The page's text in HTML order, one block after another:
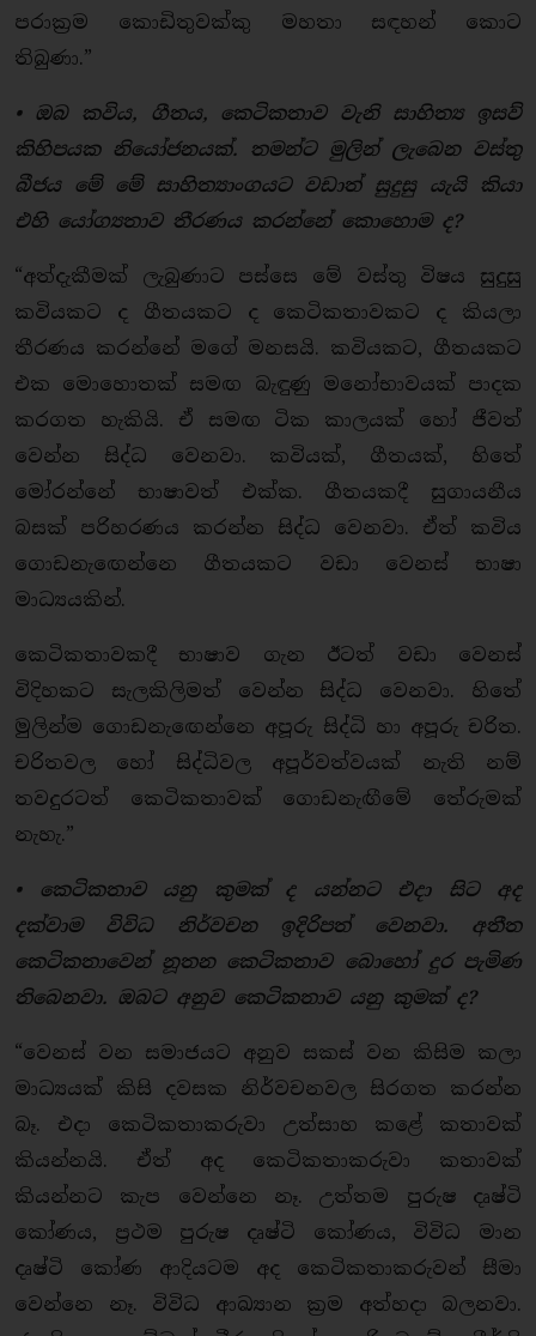
පරාක්‍රම කොඩිතුවක්කු මහතා සඳහන් කොට
තිබුණා.”
• ඔබ කවිය, ගීතය, කෙටිකතාව වැනි සාහිත්‍ය ඉසව්
කිහිපයක නියෝජනයක්. තමන්ට මුලින් ලැබෙන වස්තු
බීජය මේ මේ සාහිත්‍යාංගයට වඩාත් සුදුසු යැයි කියා
එහි යෝග්‍යතාව තීරණය කරන්නේ කොහොම ද?
“අත්දැකීමක් ලැබුණාට පස්සෙ මේ වස්තු විෂය සුදුසු
කවියකට ද ගීතයකට ද කෙටිකතාවකට ද කියලා
තීරණය කරන්නේ මගේ මනසයි. කවියකට, ගීතයකට
එක මොහොතක් සමඟ බැඳුණු මනෝභාවයක් පාදක
කරගත හැකියි. ඒ සමඟ ටික කාලයක් හෝ ජීවත්
වෙන්න සිද්ධ වෙනවා. කවියක්, ගීතයක්, හිතේ
මෝරන්නේ භාෂාවත් එක්ක. ගීතයකදී සුගායනීය
බසක් පරිහරණය කරන්න සිද්ධ වෙනවා. ඒත් කවිය
ගොඩනැඟෙන්නෙ ගීතයකට වඩා වෙනස් භාෂා
මාධ්‍යයකින්.
කෙටිකතාවකදී භාෂාව ගැන ඊටත් වඩා වෙනස්
විදිහකට සැලකිලිමත් වෙන්න සිද්ධ වෙනවා. හිතේ
මුලින්ම ගොඩනැඟෙන්නෙ අපූරු සිද්ධි හා අපූරු චරිත.
චරිතවල හෝ සිද්ධිවල අපූර්වත්වයක් නැති නම්
තවදුරටත් කෙටිකතාවක් ගොඩනැඟීමේ තේරුමක්
නැහැ.”
• කෙටිකතාව යනු කුමක් ද යන්නට එදා සිට අද
දක්වාම විවිධ නිර්වචන ඉදිරිපත් වෙනවා. අතීත
කෙටිකතාවෙන් නූතන කෙටිකතාව බොහෝ දුර පැමිණ
තිබෙනවා. ඔබට අනුව කෙටිකතාව යනු කුමක් ද?
“වෙනස් වන සමාජයට අනුව සකස් වන කිසිම කලා
මාධ්‍යයක් කිසි දවසක නිර්වචනවල සිරගත කරන්න
බෑ. එදා කෙටිකතාකරුවා උත්සාහ කළේ කතාවක්
කියන්නයි. ඒත් අද කෙටිකතාකරුවා කතාවක්
කියන්නට කැප වෙන්නෙ නෑ. උත්තම පුරුෂ දෘෂ්ටි
කෝණය, ප්‍රථම පුරුෂ දෘෂ්ටි කෝණය, විවිධ මාන
දෘෂ්ටි කෝණ ආදියටම අද කෙටිකතාකරුවන් සීමා
වෙන්නෙ නෑ. විවිධ ආඛ්‍යාන ක්‍රම අත්හදා බලනවා.